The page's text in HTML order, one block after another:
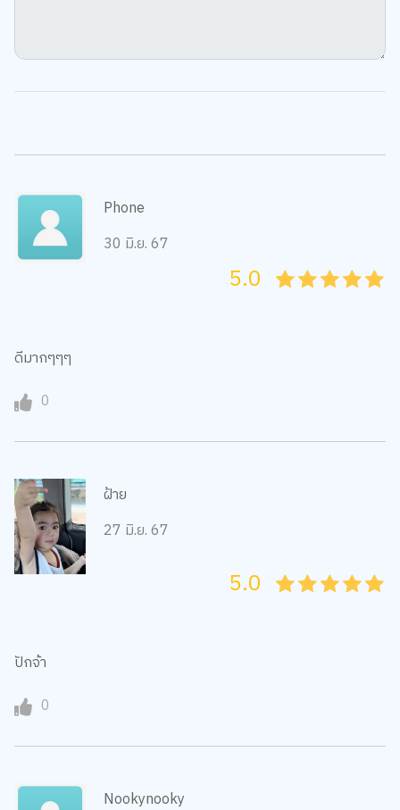
Phone
30 มิ.ย. 67
45
4
35
3
25
2
15
1
05
5.0
ดีมากๆๆๆ
0
ฝ้าย
27 มิ.ย. 67
45
4
35
3
25
2
15
1
05
5.0
ปักจ้า
0
Nookynooky